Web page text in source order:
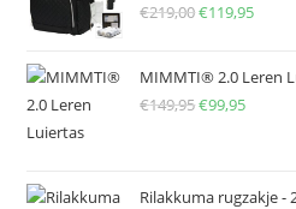
€219,00
was:
€219,00.
€119,95
is:
MIMMTI® 2.0 Leren
€149,95
€149,95.
€99,95Huidige
Rilakkuma rugzakje -